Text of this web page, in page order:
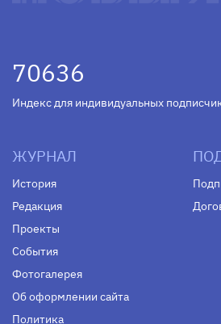
70636
Индекс для индивидуальных
ЖУРНАЛ
История
Редакция
Проекты
События
Фотогалерея
Об оформлении сайта
Политика